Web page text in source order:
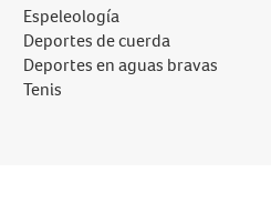
Espeleología
Deportes de cuerda
Deportes en aguas bravas
Tenis